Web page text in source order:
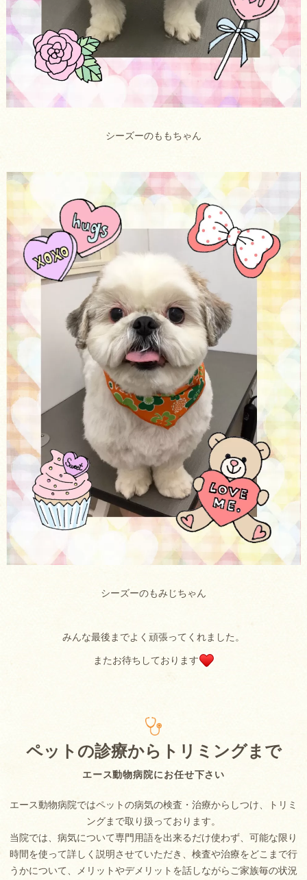
シーズーのももちゃん
シーズーのもみじちゃん
みんな最後までよく頑張ってくれました。
またお待ちしております
エース動物病院にお任せ下さい
ペットの診療からトリミングまで
エース動物病院ではペットの病気の検査・治療からしつけ、トリミ
ングまで取り扱っております。
当院では、病気について専門用語を出来るだけ使わず、可能な限り
時間を使って詳しく説明させていただき、検査や治療をどこまで行
うかについて、メリットやデメリットを話しながらご家族毎の状況